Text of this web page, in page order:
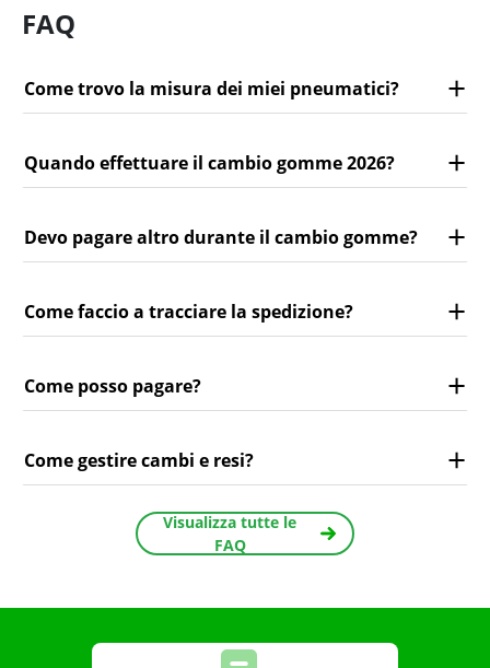
FAQ
Come trovo la misura dei miei pneumatici?
Quando effettuare il cambio gomme 2026?
Devo pagare altro durante il cambio gomme?
Come faccio a tracciare la spedizione?
Come posso pagare?
Come gestire cambi e resi?
Visualizza tutte le
FAQ